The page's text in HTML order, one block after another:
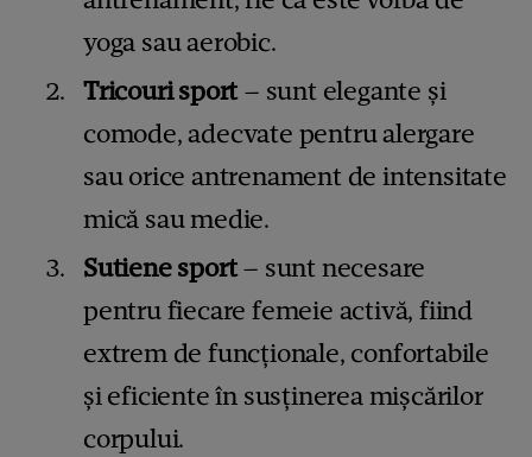
yoga sau aerobic.
Tricouri sport– sunt elegante și
comode, adecvate pentru alergare
sau orice antrenament de intensitate
mică sau medie.
Sutiene sport– sunt necesare
pentru fiecare femeie activă, fiind
extrem de funcționale, confortabile
și eficiente în susținerea mișcărilor
corpului.